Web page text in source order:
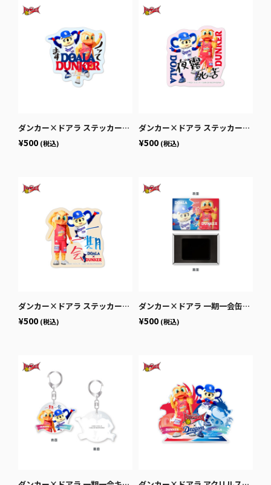
ダンカー×ドアラ ステッカー（ノッてます）
¥500 (税込)
ダンカー×ドアラ ステッカー（夜露死苦）
¥500 (税込)
ダンカー×ドアラ ステッカー（一期一会）
¥500 (税込)
ダンカー×ドアラ 一期一会缶マグネット
¥500 (税込)